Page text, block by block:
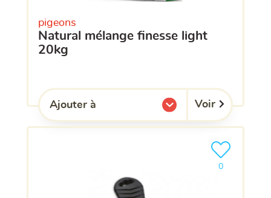
pigeons
natural mélange finesse light
20kg
Ajouter à
l'une de mes listes. Voir
0
Ajouter le
clients ont